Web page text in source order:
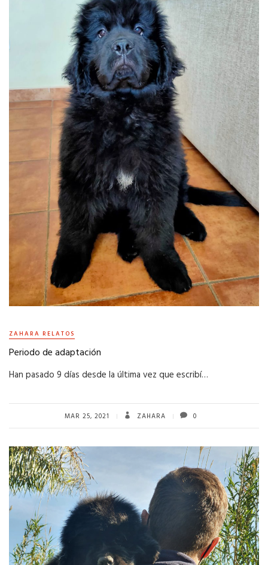
ZAHARA RELATOS
Periodo de adaptación
Han pasado 9 días desde la última vez que escribí…
MAR 25, 2021 ZAHARA 0